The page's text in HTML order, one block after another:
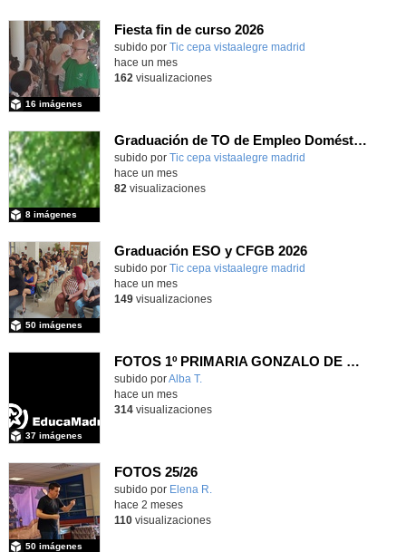
Fiesta fin de curso 2026
subido por Tic cepa vistaalegre madrid
16 imágenes
hace un mes
162 visualizaciones
Graduación de TO de Empleo Doméstico
subido por Tic cepa vistaalegre madrid
8 imágenes
hace un mes
82 visualizaciones
Graduación ESO y CFGB 2026
subido por Tic cepa vistaalegre madrid
50 imágenes
hace un mes
149visualizaciones
FOTOS 1º PRIMARIA GONZALO DE BERCEO
subido porAlba T.
37 imágenes
hace un mes
314visualizaciones
FOTOS 25/26
Contenido educativo.
subido por Elena R.
50 imágenes
hace 2 meses
110visualizaciones